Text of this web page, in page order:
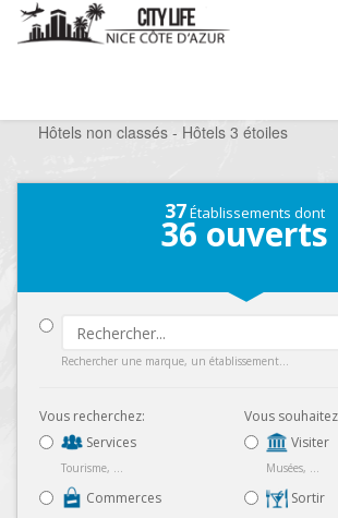
Hôtels non classés - Hôtels 3 étoiles
37Établissements dont
36 ouverts
Rechercher une marque, un établissement...
Vous recherchez:
Services
Tourisme, ...
Commerces
Vous
Visiter
Musées, ...
Sortir